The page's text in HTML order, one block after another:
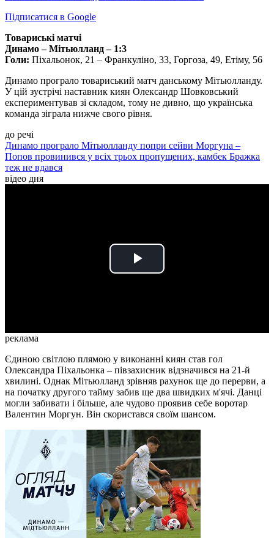
Підписатися в Google
Товариські матчі
Динамо – Мітьюлланд – 1:3
Голи: Піхальонок, 21 – Франкуліно, 33, Горгоза, 49, Етіму, 56
Динамо програло товариський матч данському Мітьюлланду.
У цій зустрічі наставник киян Олександр Шовковський
експериментував зі складом, тому не дивно, що українська
команда зіграла нижче свого рівня.
до речі
Динамо програло Мітьюлланду попри сейви Моргуна –
Попов провинився у всіх трьох пропущених, камбек Бражка
теж не вдався
відео дня
Play
реклама
Єдиною світлою плямою у виконанні киян став гол
Олександра Піхальонка – півзахисник відзначився на 21-й
хвилині. Однак Мітьюлланд зрівняв рахунок ще до перерви, а
на початку другого тайму забив ще два швидких м'ячі. Данці
могли забивати і більше, але чудово проявив себе воротар
Валентин Моргун. Він скористався своїм шансом.